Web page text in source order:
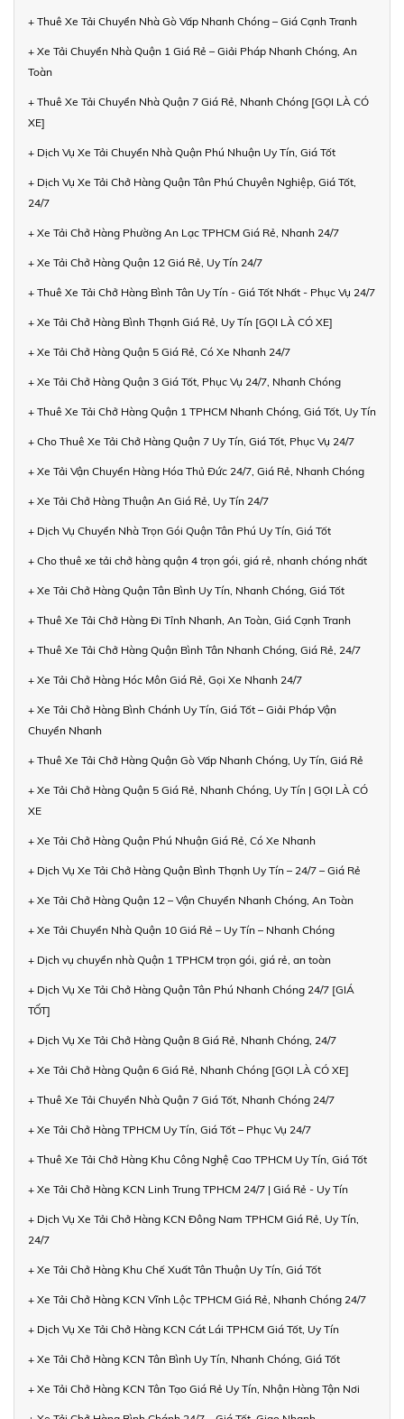
+ Thuê Xe Tải Chuyển Nhà Gò Vấp Nhanh Chóng – Giá Cạnh Tranh
+ Xe Tải Chuyển Nhà Quận 1 Giá Rẻ – Giải Pháp Nhanh Chóng, An
Toàn
+ Thuê Xe Tải Chuyển Nhà Quận 7 Giá Rẻ, Nhanh Chóng [GỌI LÀ CÓ
XE]
+ Dịch Vụ Xe Tải Chuyển Nhà Quận Phú Nhuận Uy Tín, Giá Tốt
+ Dịch Vụ Xe Tải Chở Hàng Quận Tân Phú Chuyên Nghiệp, Giá Tốt,
24/7
+ Xe Tải Chở Hàng Phường An Lạc TPHCM Giá Rẻ, Nhanh 24/7
+ Xe Tải Chở Hàng Quận 12 Giá Rẻ, Uy Tín 24/7
+ Thuê Xe Tải Chở Hàng Bình Tân Uy Tín - Giá Tốt Nhất - Phục Vụ 24/7
+ Xe Tải Chở Hàng Bình Thạnh Giá Rẻ, Uy Tín [GỌI LÀ CÓ XE]
+ Xe Tải Chở Hàng Quận 5 Giá Rẻ, Có Xe Nhanh 24/7
+ Xe Tải Chở Hàng Quận 3 Giá Tốt, Phục Vụ 24/7, Nhanh Chóng
+ Thuê Xe Tải Chở Hàng Quận 1 TPHCM Nhanh Chóng, Giá Tốt, Uy Tín
+ Cho Thuê Xe Tải Chở Hàng Quận 7 Uy Tín, Giá Tốt, Phục Vụ 24/7
+ Xe Tải Vận Chuyển Hàng Hóa Thủ Đức 24/7, Giá Rẻ, Nhanh Chóng
+ Xe Tải Chở Hàng Thuận An Giá Rẻ, Uy Tín 24/7
+ Dịch Vụ Chuyển Nhà Trọn Gói Quận Tân Phú Uy Tín, Giá Tốt
+ Cho thuê xe tải chở hàng quận 4 trọn gói, giá rẻ, nhanh chóng nhất
+ Xe Tải Chở Hàng Quận Tân Bình Uy Tín, Nhanh Chóng, Giá Tốt
+ Thuê Xe Tải Chở Hàng Đi Tỉnh Nhanh, An Toàn, Giá Cạnh Tranh
+ Thuê Xe Tải Chở Hàng Quận Bình Tân Nhanh Chóng, Giá Rẻ, 24/7
+ Xe Tải Chở Hàng Hóc Môn Giá Rẻ, Gọi Xe Nhanh 24/7
+ Xe Tải Chở Hàng Bình Chánh Uy Tín, Giá Tốt – Giải Pháp Vận
Chuyển Nhanh
+ Thuê Xe Tải Chở Hàng Quận Gò Vấp Nhanh Chóng, Uy Tín, Giá Rẻ
+ Xe Tải Chở Hàng Quận 5 Giá Rẻ, Nhanh Chóng, Uy Tín | GỌI LÀ CÓ
XE
+ Xe Tải Chở Hàng Quận Phú Nhuận Giá Rẻ, Có Xe Nhanh
+ Dịch Vụ Xe Tải Chở Hàng Quận Bình Thạnh Uy Tín – 24/7 – Giá Rẻ
+ Xe Tải Chở Hàng Quận 12 – Vận Chuyển Nhanh Chóng, An Toàn
+ Xe Tải Chuyển Nhà Quận 10 Giá Rẻ – Uy Tín – Nhanh Chóng
+ Dịch vụ chuyển nhà Quận 1 TPHCM trọn gói, giá rẻ, an toàn
+ Dịch Vụ Xe Tải Chở Hàng Quận Tân Phú Nhanh Chóng 24/7 [GIÁ
TỐT]
+ Dịch Vụ Xe Tải Chở Hàng Quận 8 Giá Rẻ, Nhanh Chóng, 24/7
+ Xe Tải Chở Hàng Quận 6 Giá Rẻ, Nhanh Chóng [GỌI LÀ CÓ XE]
+ Thuê Xe Tải Chuyển Nhà Quận 7 Giá Tốt, Nhanh Chóng 24/7
+ Xe Tải Chở Hàng TPHCM Uy Tín, Giá Tốt – Phục Vụ 24/7
+ Thuê Xe Tải Chở Hàng Khu Công Nghệ Cao TPHCM Uy Tín, Giá Tốt
+ Xe Tải Chở Hàng KCN Linh Trung TPHCM 24/7 | Giá Rẻ - Uy Tín
+ Dịch Vụ Xe Tải Chở Hàng KCN Đông Nam TPHCM Giá Rẻ, Uy Tín,
24/7
+ Xe Tải Chở Hàng Khu Chế Xuất Tân Thuận Uy Tín, Giá Tốt
+ Xe Tải Chở Hàng KCN Vĩnh Lộc TPHCM Giá Rẻ, Nhanh Chóng 24/7
+ Dịch Vụ Xe Tải Chở Hàng KCN Cát Lái TPHCM Giá Tốt, Uy Tín
+ Xe Tải Chở Hàng KCN Tân Bình Uy Tín, Nhanh Chóng, Giá Tốt
+ Xe Tải Chở Hàng KCN Tân Tạo Giá Rẻ Uy Tín, Nhận Hàng Tận Nơi